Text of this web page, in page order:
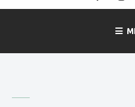
–